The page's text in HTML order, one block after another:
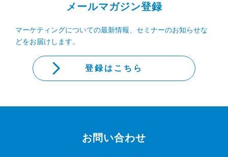
メールマガジン登録
マーケティングについての最新情報、セミナーのお知らせな
どをお届けします。
登録はこちら
お問い合わせ